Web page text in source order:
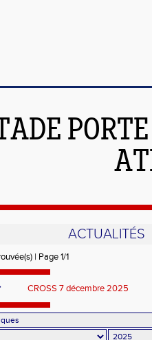
ACTUALITÉS
| Page 1/1
CROSS 7 décembre 2025